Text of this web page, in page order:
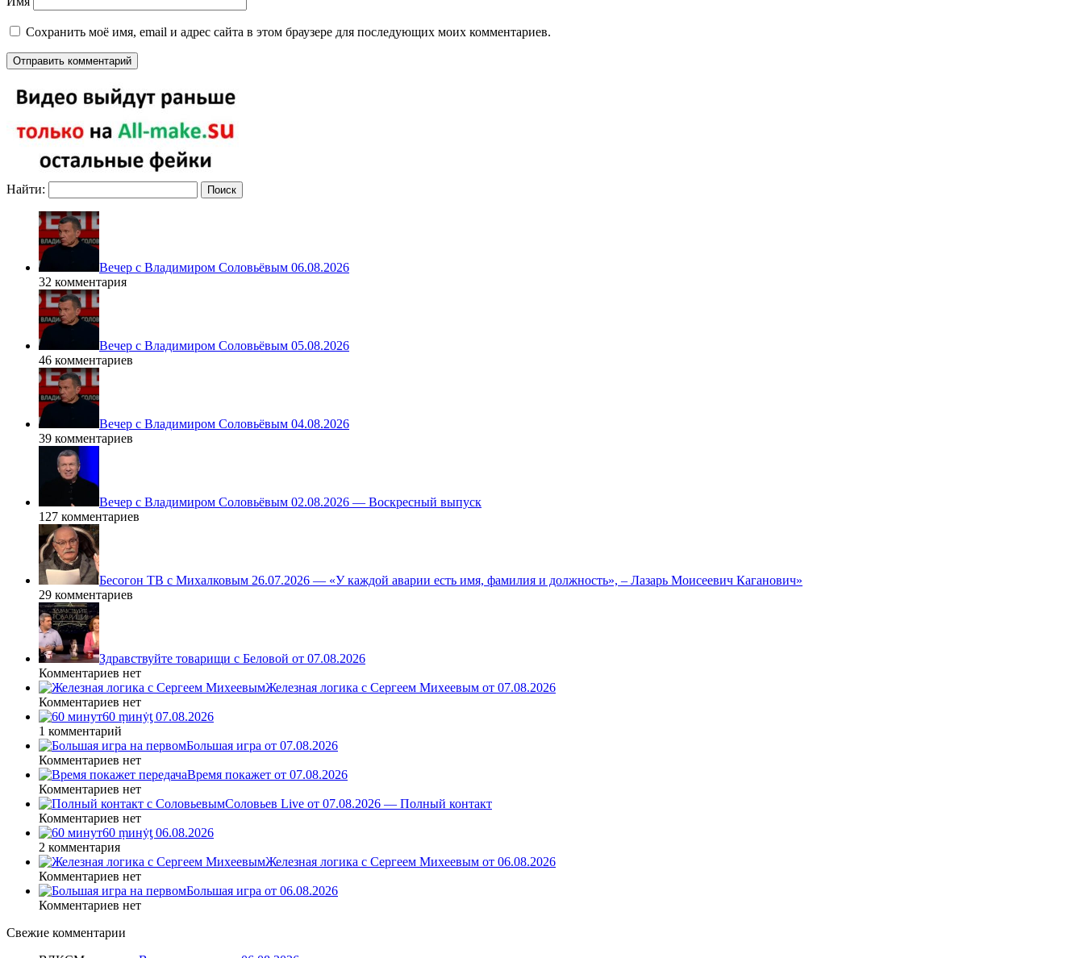
Сохранить моё имя, email и адрес сайта в этом браузере для последующих моих комментариев.
Найти:
Вечер с Владимиром Соловьёвым 06.08.2026
32 комментария
Вечер с Владимиром Соловьёвым 05.08.2026
46 комментариев
Вечер с Владимиром Соловьёвым 04.08.2026
39 комментариев
Вечер с Владимиром Соловьёвым 02.08.2026 — Воскресный выпуск
127 комментариев
Бесогон ТВ с Михалковым 26.07.2026 — «У каждой аварии есть имя, фамилия и должность», – Лазарь Моисеевич Каганович»
29 комментариев
Здравствуйте товарищи с Беловой от 07.08.2026
Комментариев нет
Железная логика с Сергеем Михеевым от 07.08.2026
Комментариев нет
60 ṃинẏƫ 07.08.2026
1 комментарий
Большая игра от 07.08.2026
Комментариев нет
Время покажет от 07.08.2026
Комментариев нет
Соловьев Live от 07.08.2026 — Полный контакт
Комментариев нет
60 ṃинẏƫ 06.08.2026
2 комментария
Железная логика с Сергеем Михеевым от 06.08.2026
Комментариев нет
Большая игра от 06.08.2026
Комментариев нет
Свежие комментарии